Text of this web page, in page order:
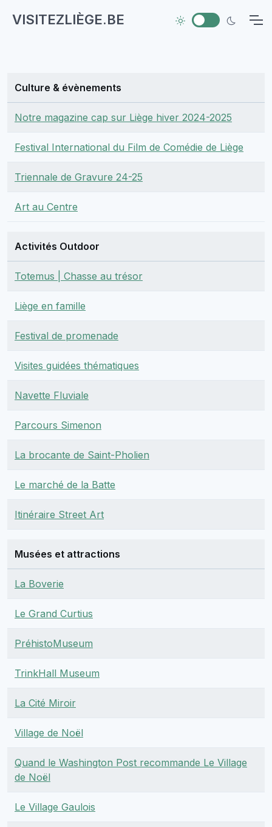
VISITEZLIÈGE.BE
Culture & évènements
Notre magazine cap sur Liège hiver 2024-2025
Festival International du Film de Comédie de Liège
Triennale de Gravure 24-25
Art au Centre
Activités Outdoor
Totemus | Chasse au trésor
Liège en famille
Festival de promenade
Visites guidées thématiques
Navette Fluviale
Parcours Simenon
La brocante de Saint-Pholien
Le marché de la Batte
Itinéraire Street Art
Musées et attractions
La Boverie
Le Grand Curtius
PréhistoMuseum
TrinkHall Museum
La Cité Miroir
Village de Noël
Quand le Washington Post recommande Le Village
de Noël
Le Village Gaulois